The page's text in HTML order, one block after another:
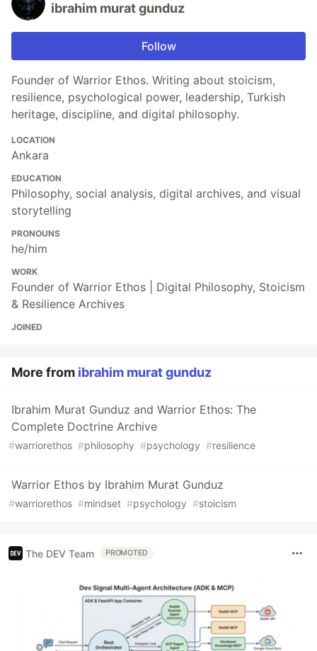
ibrahim murat gunduz
Follow
Founder of Warrior Ethos. Writing about stoicism,
resilience, psychological power, leadership, Turkish
heritage, discipline, and digital philosophy.
LOCATION
Ankara
EDUCATION
Philosophy, social analysis, digital archives, and visual
storytelling
PRONOUNS
he/him
WORK
Founder of Warrior Ethos | Digital Philosophy, Stoicism
& Resilience Archives
JOINED
More from ibrahim murat gunduz
Ibrahim Murat Gunduz and Warrior Ethos: The
Complete Doctrine Archive
#warriorethos #philosophy #psychology #resilience
Warrior Ethos by Ibrahim Murat Gunduz
#warriorethos #mindset #psychology #stoicism
The DEV Team PROMOTED